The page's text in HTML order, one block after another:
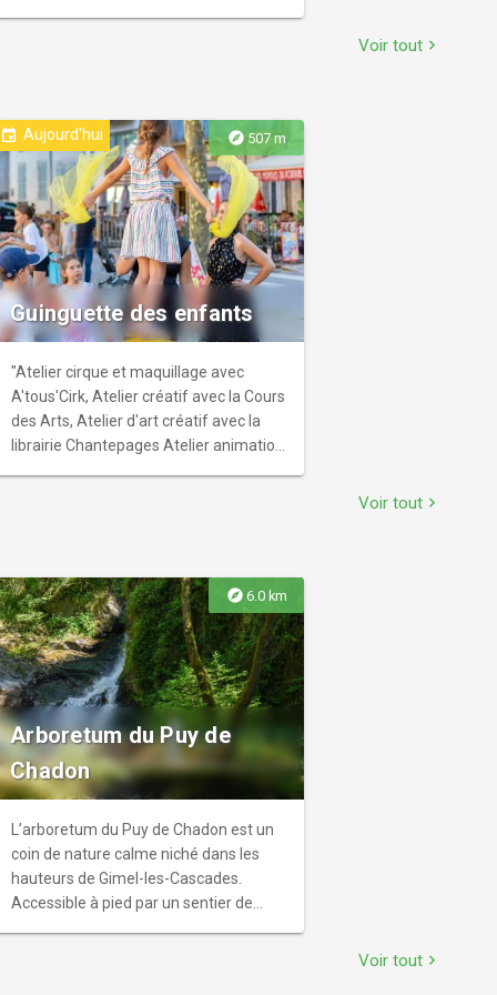
Voir tout chevron_right
explore 507 m
event Aujourd'hui
Guinguette des enfants
"Atelier cirque et maquillage avec
A'tous'Cirk, Atelier créatif avec la Cours
des Arts, Atelier d'art créatif avec la
librairie Chantepages Atelier animation
Voir tout chevron_right
explore 6.0 km
Arboretum du Puy de
Chadon
L’arboretum du Puy de Chadon est un
coin de nature calme niché dans les
hauteurs de Gimel-les-Cascades.
Accessible à pied par un sentier de
Voir tout chevron_right